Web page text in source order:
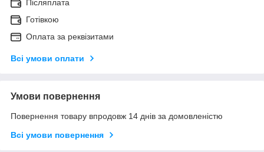
Післяплата
Готівкою
Оплата за реквізитами
Всі умови оплати
Умови повернення
Повернення товару впродовж 14 днів за домовленістю
Всі умови повернення